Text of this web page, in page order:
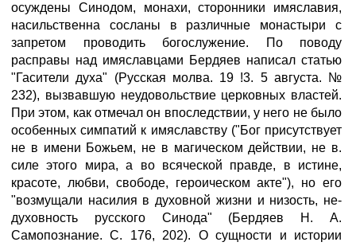
осуждены Синодом, монахи, сторонники имяславия,
насильственна сосланы в различные монастыри с
запретом проводить богослужение. По поводу
расправы над имяславцами Бердяев написал статью
"Гасители духа" (Русская молва. 19 !3. 5 августа. №
232), вызвавшую неудовольствие церковных властей.
При этом, как отмечал он впоследствии, у него не было
особенных симпатий к имяславству ("Бог присутствует
не в имени Божьем, не в магическом действии, не в.
силе этого мира, а во всяческой правде, в истине,
красоте, любви, свободе, героическом акте"), но его
"возмущали насилия в духовной жизни и низость, не-
духовность русского Синода" (Бердяев Н. А.
Самопознание. С. 176, 202). О сущности и истории